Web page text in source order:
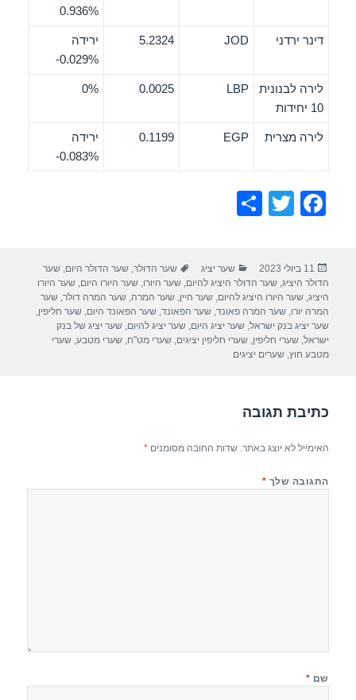
0.936%
דינר ירדני JOD
5.2324
ירידה
‎-0.029%
לירה לבנונית
10 יחידות
LBP
0.0025
0%
לירה מצרית EGP
0.1199
ירידה
‎-0.083%
F
e
b
o
o
T
er
e
פורסם
בתאריך
11 ביולי 2023 קטגוריות
שער יציג תגיות
שער הדולר,שער הדולר היום,שער
הדולר היציג,שער הדולר היציג להיום,שער היורו,שער היורו היום,שער היורו
היציג,שער היורו היציג להיום,שער היין,שער המרה,שער המרה דולר,שער
המרה יורו,שער המרה פאונד,שער הפאונד,שער הפאונד היום,שער חליפין,
שער יציג בנק ישראל,שער יציג היום,שער יציג להיום,שער יציג של בנק
ישראל,שערי חליפין,שערי חליפין יציגים,שערי מט"ח,שערי מטבע,שערי
מטבע חוץ,שערים יציגים
כתיבת תגובה
האימייל לא יוצג באתר. שדות החובה מסומנים*
התגובה שלך *
שם *